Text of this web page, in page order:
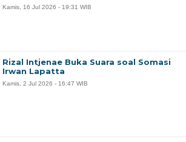
Kamis, 16 Jul 2026 - 19:31 WIB
Rizal Intjenae Buka Suara soal Somasi
Irwan Lapatta
Kamis, 2 Jul 2026 - 16:47 WIB